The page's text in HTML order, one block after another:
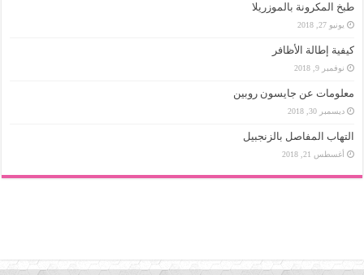
طبخ المكرونة بالموزريلا
يونيو 27, 2018
كيفية إطالة الأظافر
نوفمبر 9, 2018
معلومات عن جايسون روبين
ديسمبر 30, 2018
التهاب المفاصل بالزنجبيل
أغسطس 21, 2018